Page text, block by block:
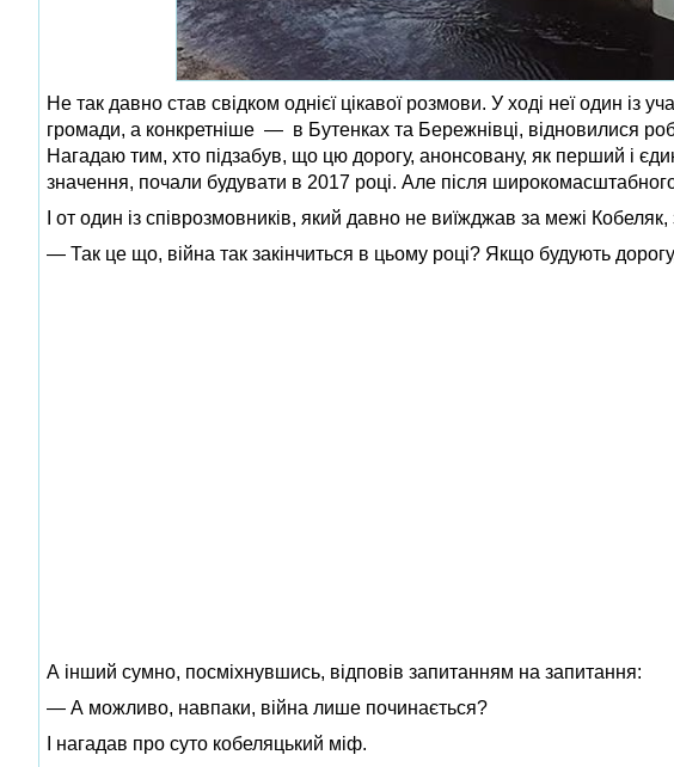
Не так давно став свідком однієї цікавої розмови. У ході неї один із
громади, а конкретніше — в Бутенках та Бережнівці, відновилися
Нагадаю тим, хто підзабув, що цю дорогу, анонсовану, як перший і
значення, почали будувати в 2017 році. Але після
І от один із співрозмовників, який давно не виїжджав за межі Кобеляк,
— Так це що, війна так закінчиться в цьому році? Якщо будують
А інший сумно, посміхнувшись, відповів запитанням на запитання:
— А можливо, навпаки, війна лише починається?
І нагадав про суто кобеляцький міф.